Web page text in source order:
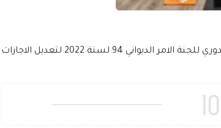
عقد في مقر الهيئة الوطنية للإستثمار اليوم الخميس الاجتماع الدوري للجنة الامر الديواني 94 لسنة 2022 لتعديل الاجازات